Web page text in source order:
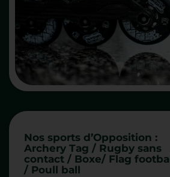
Nos sports d’Opposition :
Archery Tag / Rugby sans
contact / Boxe/ Flag football
/ Poull ball